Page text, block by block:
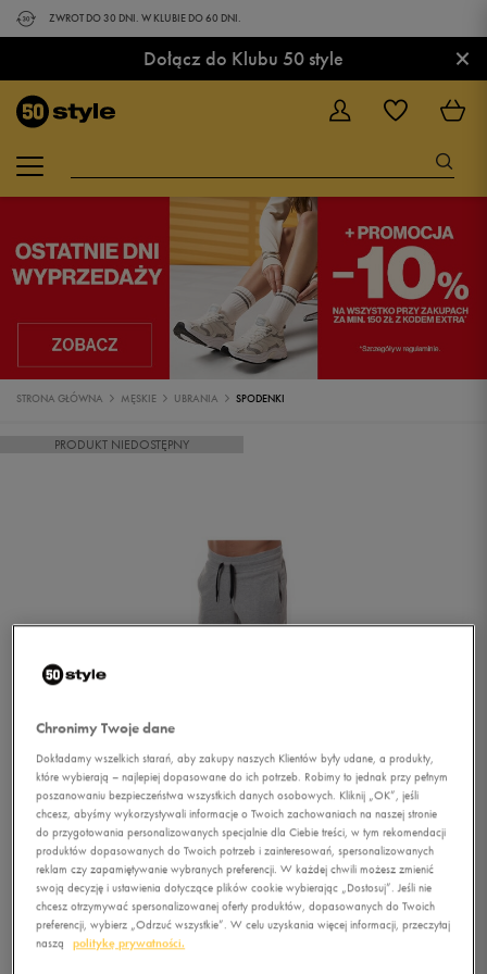
ZWROT DO 30 DNI. W KLUBIE DO 60 DNI.
Dołącz do Klubu 50 style ×
STRONA GŁÓWNA MĘSKIE UBRANIA SPODENKI
PRODUKT NIEDOSTĘPNY
Chronimy Twoje dane
Dokładamy wszelkich starań, aby zakupy naszych Klientów były udane, a produkty,
które wybierają – najlepiej dopasowane do ich potrzeb. Robimy to jednak przy pełnym
poszanowaniu bezpieczeństwa wszystkich danych osobowych. Kliknij „OK”, jeśli
chcesz, abyśmy wykorzystywali informacje o Twoich zachowaniach na naszej stronie
do przygotowania personalizowanych specjalnie dla Ciebie treści, w tym rekomendacji
produktów dopasowanych do Twoich potrzeb i zainteresowań, spersonalizowanych
reklam czy zapamiętywanie wybranych preferencji. W każdej chwili możesz zmienić
swoją decyzję i ustawienia dotyczące plików cookie wybierając „Dostosuj”. Jeśli nie
chcesz otrzymywać spersonalizowanej oferty produktów, dopasowanych do Twoich
preferencji, wybierz „Odrzuć wszystkie”. W celu uzyskania więcej informacji, przeczytaj
naszą
politykę prywatności.